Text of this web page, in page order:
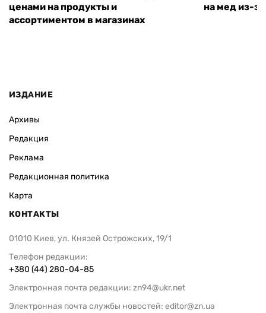
ценами на продукты и
ассортиментом в магазинах
на мед из-за
ИЗДАНИЕ
Архивы
Редакция
Реклама
Редакционная политика
Карта
КОНТАКТЫ
01010 Киев, ул. Князей Острожских, 19/1
Телефон редакции:
+380 (44) 280-04-85
Электронная почта редакции: zn94@ukr.net
Электронная почта службы новостей: editor@zn.ua